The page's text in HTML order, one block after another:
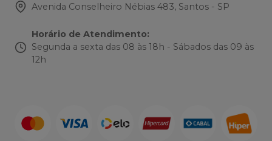
Avenida Conselheiro Nébias 483, Santos - SP
Horário de Atendimento:
Segunda a sexta das 08 às 18h - Sábados das 09 às
12h